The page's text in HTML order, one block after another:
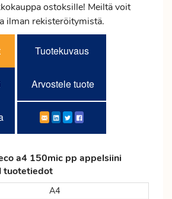
ostoksille! Meiltä voit
ilman rekisteröitymistä.
Tuotekuvaus
Arvostele tuote
a4 150mic pp appelsiini
tuotetiedot
A4